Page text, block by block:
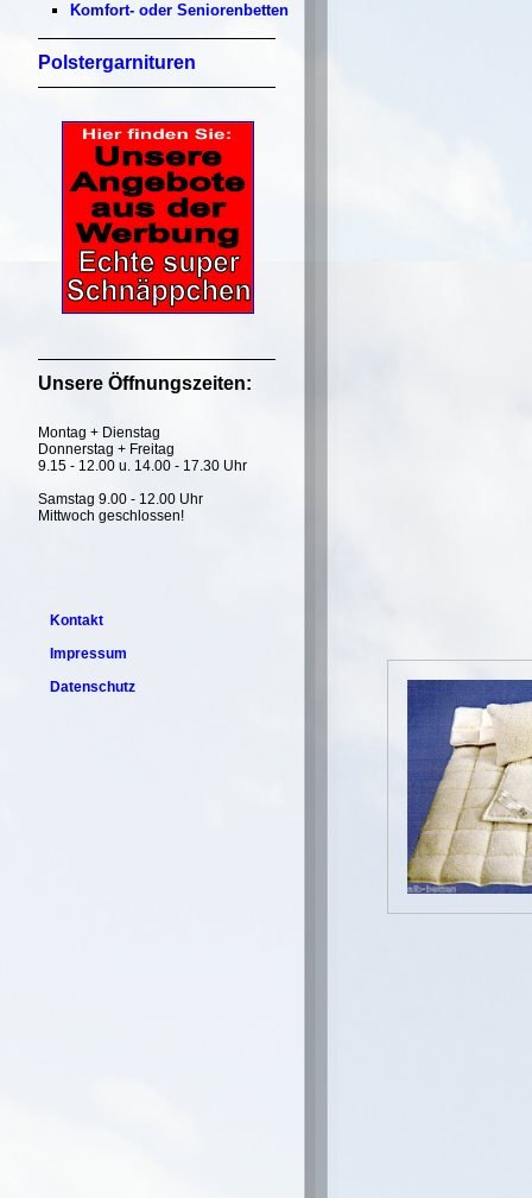
Komfort- oder Seniorenbetten
Polstergarnituren
Unsere Öffnungszeiten:
Montag + Dienstag
Donnerstag + Freitag
9.15 - 12.00 u. 14.00 - 17.30 Uhr
Samstag 9.00 - 12.00 Uhr
Mittwoch geschlossen!
Kontakt
Impressum
Datenschutz